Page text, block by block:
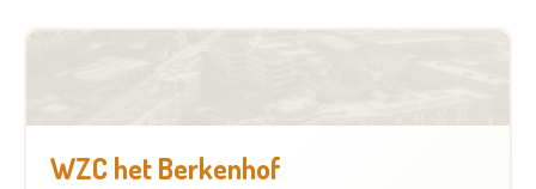
WZC het Berkenhof